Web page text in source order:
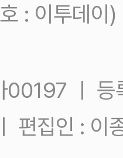
: 이투데
00197 ㅣ
편집인 : 이